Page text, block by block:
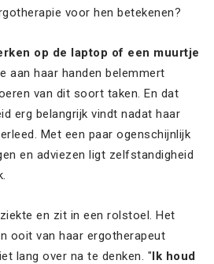
voor hen betekenen?
op de laptop of een muurtje
aan haar handen belemmert
van dit soort taken. En dat
erg belangrijk vindt nadat haar
Met een paar ogenschijnlijk
en adviezen ligt zelfstandigheid
en zit in een rolstoel. Het
ooit van haar ergotherapeut
lang over na te denken. "Ik houd